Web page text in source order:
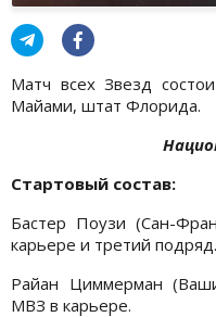
Матч всех Звезд
Майами, штат Флорида.
Стартовый состав:
Бастер Поузи (Сан-
карьере и третий подряд.
Райан Циммерман
МВЗ в карьере.